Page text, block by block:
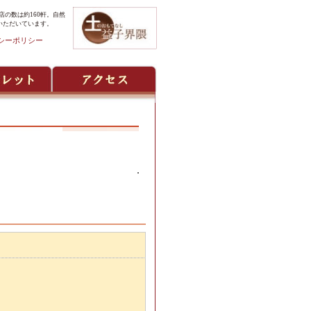
の数は約160軒。自然
だいています。
ーポリシー